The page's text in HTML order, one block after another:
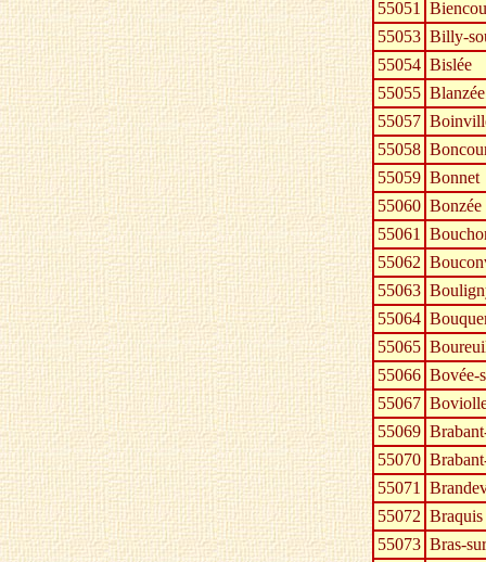
55051
55053 Billy-
55054 Bislée
55055 Blanzée
55057
55058
55059 Bonnet
55060 Bonzée
55061
55062
55063
55064
55065
55066 Bovée-
55067
55069
55070
55071
55072 Braquis
55073 Bras-